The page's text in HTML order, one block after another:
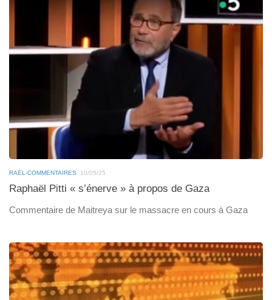
RAËL-COMMENTAIRES 10/05/25
Raphaël Pitti « s’énerve » à propos de Gaza
Commentaire de Maitreya sur le massacre en cours à Gaza